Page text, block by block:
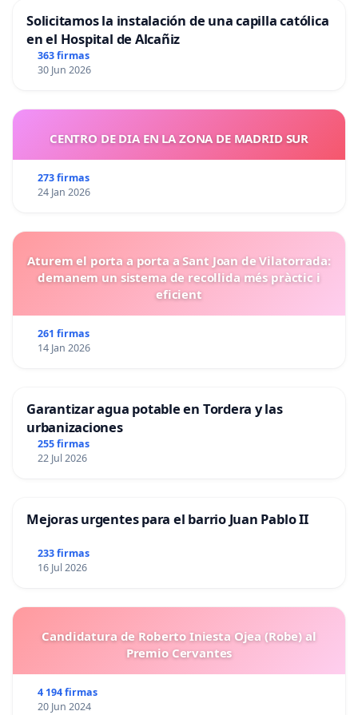
Solicitamos la instalación de una capilla católica
en el Hospital de Alcañiz
363 firmas
30 Jun 2026
CENTRO DE DIA EN LA ZONA DE MADRID SUR
273 firmas
24 Jan 2026
Aturem el porta a porta a Sant Joan de Vilatorrada:
demanem un sistema de recollida més pràctic i
eficient
261 firmas
14 Jan 2026
Garantizar agua potable en Tordera y las
urbanizaciones
255 firmas
22 Jul 2026
Mejoras urgentes para el barrio Juan Pablo II
233 firmas
16 Jul 2026
Candidatura de Roberto Iniesta Ojea (Robe) al
Premio Cervantes
4 194 firmas
20 Jun 2024